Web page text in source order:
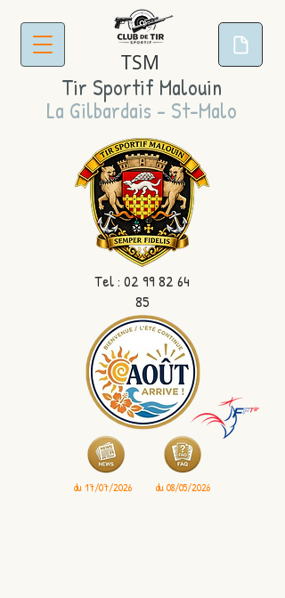
TSM
Tir Sportif Malouin
La Gilbardais - St-Malo
Tel : 02 99 82 64
85
du 17/07/2026 du 08/05/2026